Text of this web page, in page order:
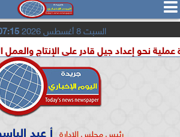
  
السبت 8 أغسطس 2026 07:15
جيل قادر على الإنتاج والعمل الحر
رئيس مجلس الإدارة أ عبد